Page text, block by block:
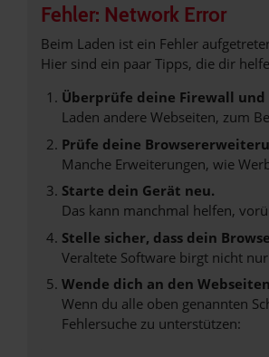
Fehler: Network Error
Beim Laden ist ein Fehler
Hier sind ein paar Tipps, die dir
Überprüfe deine Firewall
Laden andere Webseiten, zum
Prüfe deine
Manche Erweiterungen, wie
Starte dein Gerät neu.
Das kann manchmal helfen,
Stelle sicher, dass dein
Veraltete Software birgt nicht
Wende dich an den
Wenn du alle oben genannten
Fehlersuche zu unterstützen: